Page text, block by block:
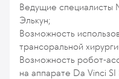
Ведущие специалисты
Элькун;
Возможность
трансоральной
Возможность робот-
на аппарате Da Vinci SI